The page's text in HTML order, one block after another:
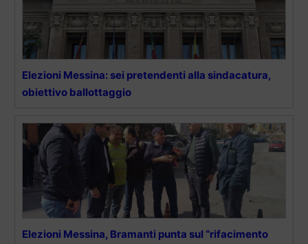
Elezioni Messina: sei pretendenti alla sindacatura,
obiettivo ballottaggio
Elezioni Messina, Bramanti punta sul “rifacimento